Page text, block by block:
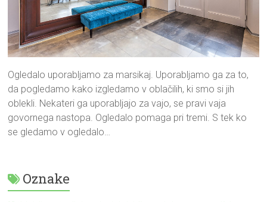
Ogledalo uporabljamo za marsikaj. Uporabljamo ga za to,
da pogledamo kako izgledamo v oblačilih, ki smo si jih
oblekli. Nekateri ga uporabljajo za vajo, se pravi vaja
govornega nastopa. Ogledalo pomaga pri tremi. S tek ko
se gledamo v ogledalo…
Oznake